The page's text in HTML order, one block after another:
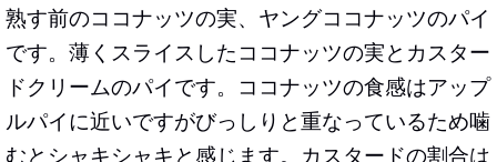
熟す前のココナッツの実、ヤングココナッツのパイ
です。薄くスライスしたココナッツの実とカスター
ドクリームのパイです。ココナッツの食感はアップ
ルパイに近いですがびっしりと重なっているため噛
むとシャキシャキと感じます。カスタードの割合は